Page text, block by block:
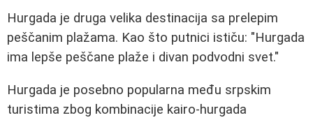
Hurgada je druga velika destinacija sa prelepim
peščanim plažama. Kao što putnici ističu: "Hurgada
ima lepše peščane plaže i divan podvodni svet."
Hurgada je posebno popularna među srpskim
turistima zbog kombinacije kairo-hurgada